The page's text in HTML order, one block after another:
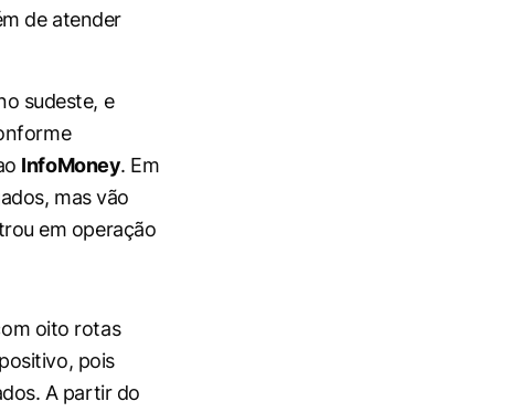
de atender
sudeste, e
InfoMoney. Em
mas vão
em operação
oito rotas
pois
A partir do